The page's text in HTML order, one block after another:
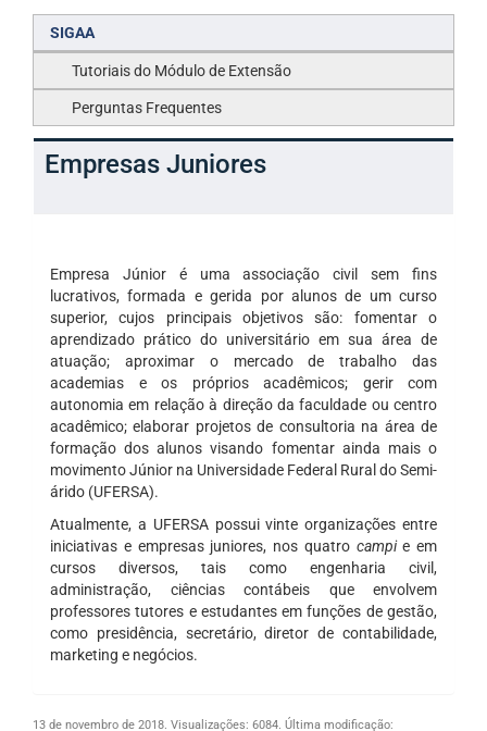
SIGAA
Tutoriais do Módulo de Extensão
Perguntas Frequentes
Empresas Juniores
Empresa Júnior é uma associação civil sem fins
lucrativos, formada e gerida por alunos de um curso
superior, cujos principais objetivos são: fomentar o
aprendizado prático do universitário em sua área de
atuação; aproximar o mercado de trabalho das
academias e os próprios acadêmicos; gerir com
autonomia em relação à direção da faculdade ou centro
acadêmico; elaborar projetos de consultoria na área de
formação dos alunos visando fomentar ainda mais o
movimento Júnior na Universidade Federal Rural do Semi-
árido (UFERSA).
Atualmente, a UFERSA possui vinte organizações entre
iniciativas e empresas juniores, nos quatro campie em
cursos diversos, tais como engenharia civil,
administração, ciências contábeis que envolvem
professores tutores e estudantes em funções de gestão,
como presidência, secretário, diretor de contabilidade,
marketing e negócios.
13 de novembro de 2018. Visualizações: 6084. Última modificação: